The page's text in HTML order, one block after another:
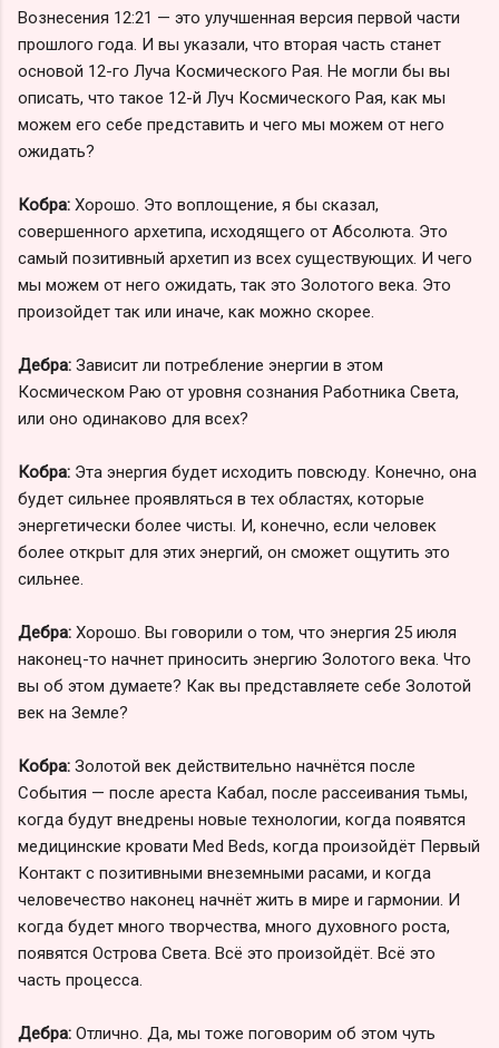
Вознесения 12:21 — это улучшенная версия первой части
прошлого года. И вы указали, что вторая часть станет
основой 12-го Луча Космического Рая. Не могли бы вы
описать, что такое 12-й Луч Космического Рая, как мы
можем его себе представить и чего мы можем от него
ожидать?
Кобра: Хорошо. Это воплощение, я бы сказал,
совершенного архетипа, исходящего от Абсолюта. Это
самый позитивный архетип из всех существующих. И чего
мы можем от него ожидать, так это Золотого века. Это
произойдет так или иначе, как можно скорее.
Дебра: Зависит ли потребление энергии в этом
Космическом Раю от уровня сознания Работника Света,
или оно одинаково для всех?
Кобра: Эта энергия будет исходить повсюду. Конечно, она
будет сильнее проявляться в тех областях, которые
энергетически более чисты. И, конечно, если человек
более открыт для этих энергий, он сможет ощутить это
сильнее.
Дебра: Хорошо. Вы говорили о том, что энергия 25 июля
наконец-то начнет приносить энергию Золотого века. Что
вы об этом думаете? Как вы представляете себе Золотой
век на Земле?
Кобра: Золотой век действительно начнётся после
События — после ареста Кабал, после рассеивания тьмы,
когда будут внедрены новые технологии, когда появятся
медицинские кровати Med Beds, когда произойдёт Первый
Контакт с позитивными внеземными расами, и когда
человечество наконец начнёт жить в мире и гармонии. И
когда будет много творчества, много духовного роста,
появятся Острова Света. Всё это произойдёт. Всё это
часть процесса.
Дебра: Отлично. Да, мы тоже поговорим об этом чуть